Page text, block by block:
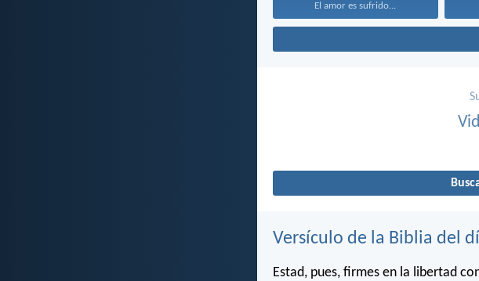
El amor es sufrido...
Versículo de la Biblia del
Estad, pues, firmes en la libertad